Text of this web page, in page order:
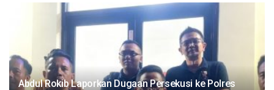
Abdul Rokib Laporkan Dugaan Persekusi ke Polres